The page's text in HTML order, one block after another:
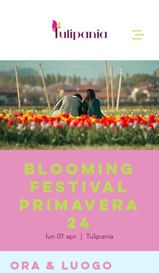
Blooming
Festival
Primavera
24
lun 01 apr
  |
Tulipania
Ora & Luogo